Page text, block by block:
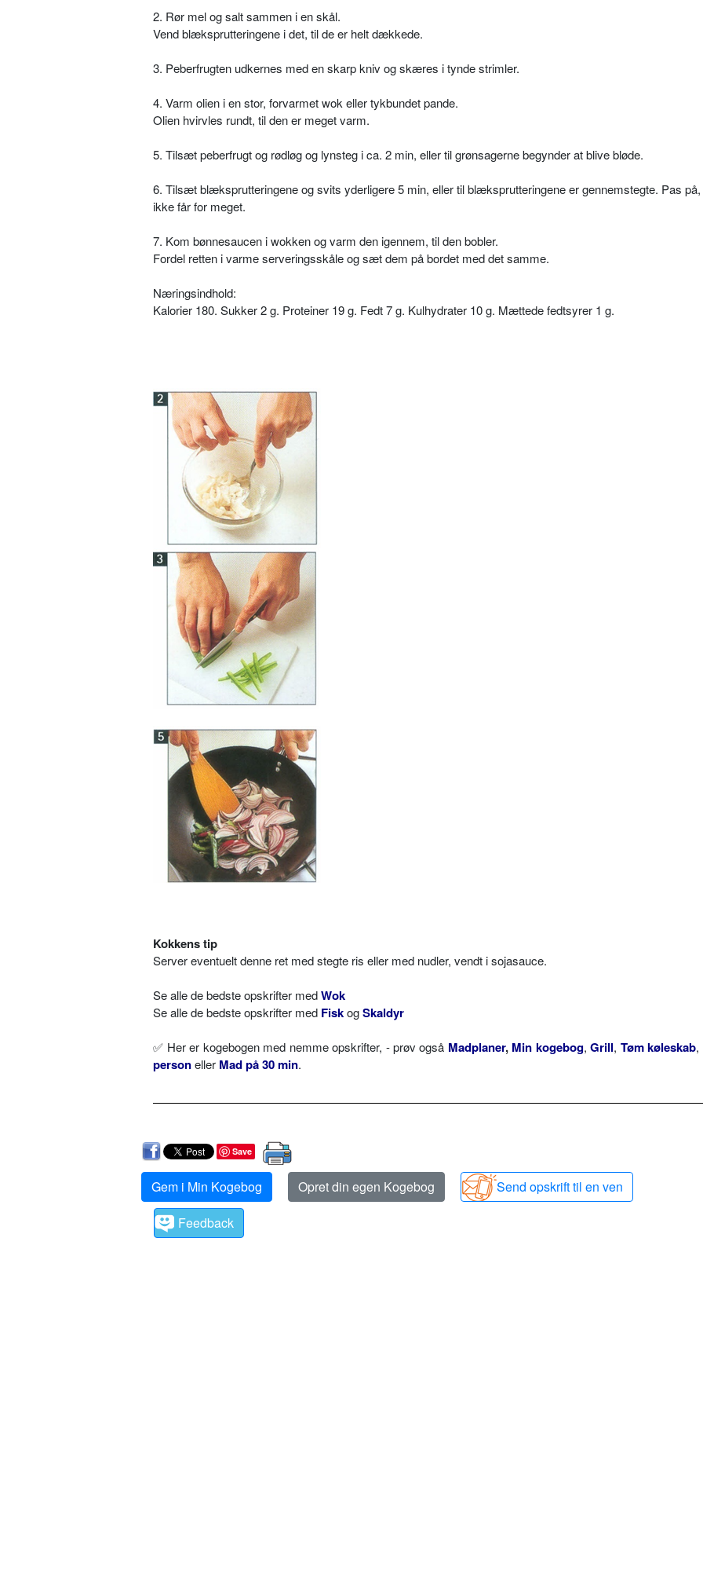
2. Rør mel og salt sammen i en skål.
Vend blæksprutteringene i det, til de er helt dækkede.
3. Peberfrugten udkernes med en skarp kniv og skæres i tynde strimler.
4. Varm olien i en stor, forvarmet wok eller tykbundet pande.
Olien hvirvles rundt, til den er meget varm.
5. Tilsæt peberfrugt og rødløg og lynsteg i ca. 2 min, eller til grønsagerne begynder at blive bløde.
6. Tilsæt blæksprutteringene og svits yderligere 5 min, eller til blæksprutteringene er gennemstegte. Pas på,
ikke får for meget.
7. Kom bønnesaucen i wokken og varm den igennem, til den bobler.
Fordel retten i varme serveringsskåle og sæt dem på bordet med det samme.
Næringsindhold:
Kalorier 180. Sukker 2 g. Proteiner 19 g. Fedt 7 g. Kulhydrater 10 g. Mættede fedtsyrer 1 g.
Kokkens tip
Server eventuelt denne ret med stegte ris eller med nudler, vendt i sojasauce.
Se alle de bedste opskrifter medWok
Se alle de bedste opskrifter med FiskogSkaldyr
✅ Her er kogebogen med nemme opskrifter, - prøv også Madplaner, Min kogebog,Grill, Tøm køleskab,
personeller Mad på 30 min.
Save
Gem i Min Kogebog Opret din egen Kogebog
Send opskrift til en ven
Feedback